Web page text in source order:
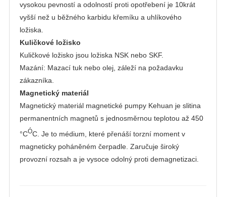
vysokou pevností a odolností proti opotřebení je 10krát
vyšší než u běžného karbidu křemíku a uhlíkového
ložiska.
Kuličkové ložisko
Kuličkové ložisko jsou ložiska NSK nebo SKF.
Mazání: Mazací tuk nebo olej, záleží na požadavku
zákazníka.
Magnetický materiál
Magnetický materiál magnetické pumpy Kehuan je slitina
permanentních magnetů s jednosměrnou teplotou až 450
°CÓC. Je to médium, které přenáší torzní moment v
magneticky poháněném čerpadle. Zaručuje široký
provozní rozsah a je vysoce odolný proti demagnetizaci.